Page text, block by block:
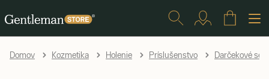
Domov Kozmetika Holenie Príslušenstvo Darčekové sety